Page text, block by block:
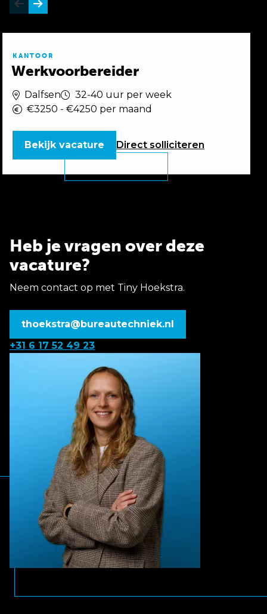
KANTOOR
Werkvoorbereider
Dalfsen
32-40 uur per week
€3250 - €4250 per maand
Direct solliciteren
Bekijk vacature
Heb je vragen over deze
vacature?
Neem contact op met Tiny Hoekstra.
thoekstra@bureautechniek.nl
+31 6 17 52 49 23